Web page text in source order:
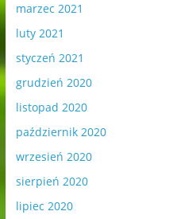
marzec 2021
luty 2021
styczeń 2021
grudzień 2020
listopad 2020
październik 2020
wrzesień 2020
sierpień 2020
lipiec 2020